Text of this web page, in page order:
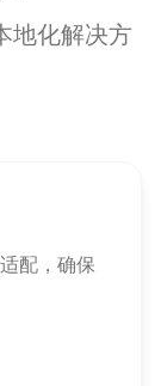
地化解决方
配，确保